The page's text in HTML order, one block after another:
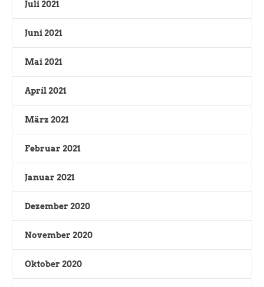
Juli 2021
Juni 2021
Mai 2021
April 2021
März 2021
Februar 2021
Januar 2021
Dezember 2020
November 2020
Oktober 2020